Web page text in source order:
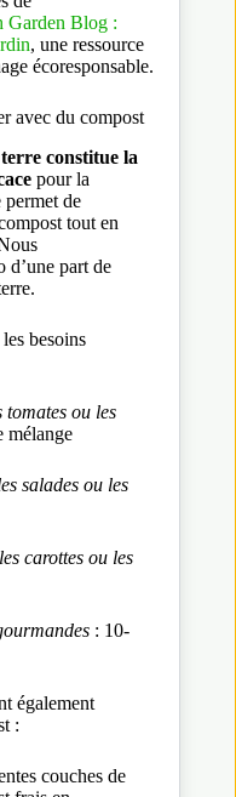
Garden Blog :
, une ressource
écoresponsable.
avec du compost
constitue la
pour la
permet de
tout en
d’une part de
besoins
tomates ou les
mélange
salades ou les
carottes ou les
: 10-
également
:
couches de